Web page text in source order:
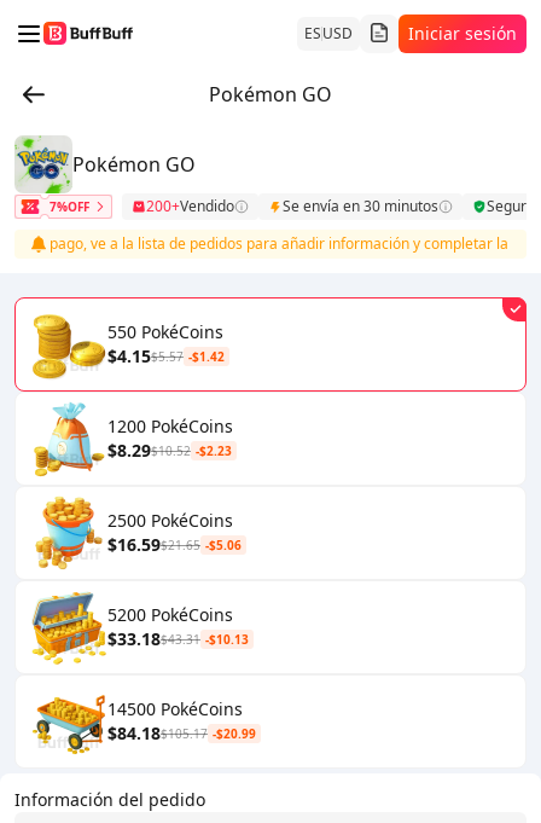
ESUSD Iniciar sesión
Pokémon GO
Información del pedido
Pokémon GO
7%OFF 200+Vendido Se envía en 30 minutos
Seguro
del pago, ve a la lista de pedidos para añadir información y completar la
550 PokéCoins
$4.15$5.57 -$1.42
1200 PokéCoins
$8.29$10.52 -$2.23
2500 PokéCoins
$16.59$21.65 -$5.06
5200 PokéCoins
$33.18$43.31 -$10.13
14500 PokéCoins
$84.18$105.17 -$20.99